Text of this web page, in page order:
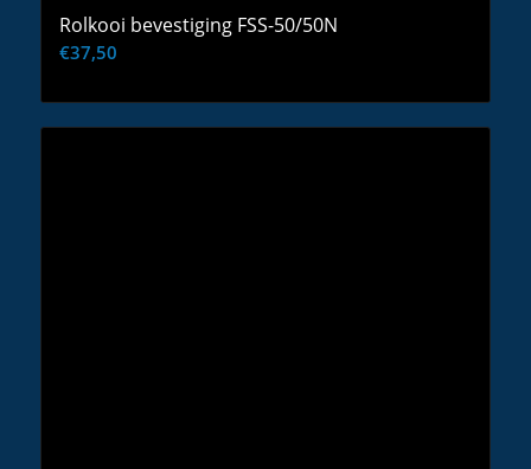
Rolkooi bevestiging FSS-50/50N
€37,50